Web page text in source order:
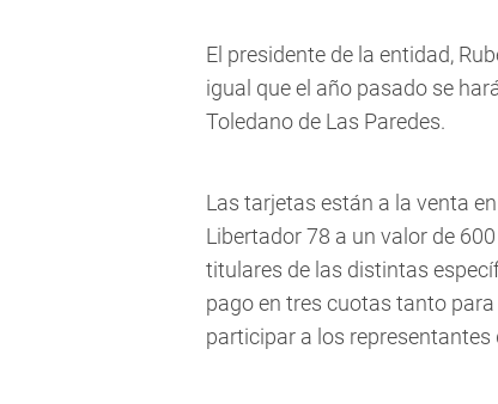
El presidente de la entidad,
igual que el año pasado se
Toledano de Las Paredes.
Las tarjetas están a la venta
Libertador 78 a un valor de
titulares de las distintas
pago en tres cuotas tanto
participar a los